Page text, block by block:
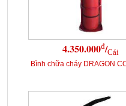
4.350.000đ/Cái
Bình chữa cháy DRAGON